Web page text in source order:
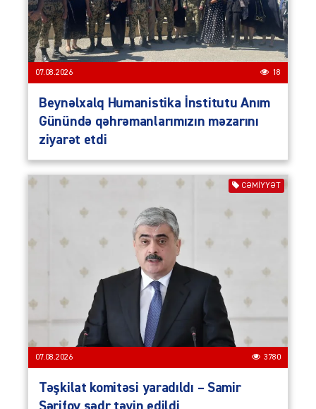
07.08.2026 18
Beynəlxalq Humanistika İnstitutu Anım
Günündə qəhrəmanlarımızın məzarını
ziyarət etdi
CƏMIYYƏT
07.08.2026 3780
Təşkilat komitəsi yaradıldı – Samir